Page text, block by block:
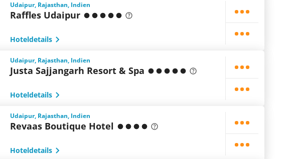
Udaipur, Rajasthan, Indien
Raffles Udaipur
Hoteldetails
Udaipur, Rajasthan, Indien
Justa Sajjangarh Resort & Spa
Hoteldetails
Udaipur, Rajasthan, Indien
Revaas Boutique Hotel
Hoteldetails